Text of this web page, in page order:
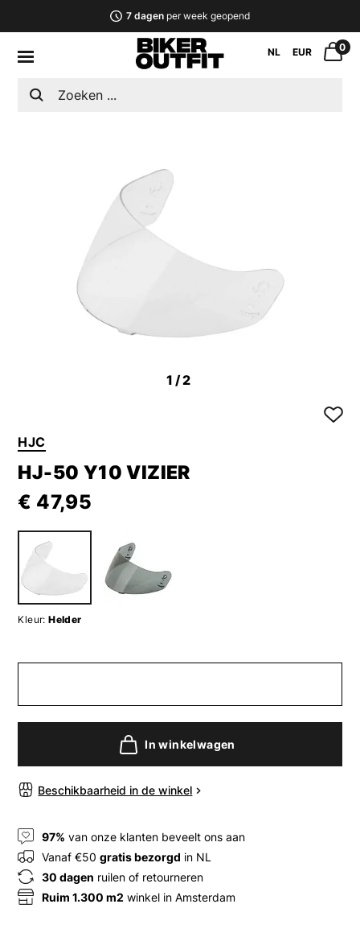
7 dagenper week geopend
NL EUR 0
1/2
HJC
HJ-50 Y10 VIZIER
€ 47,95
Kleur: Helder
In winkelwagen
Beschikbaarheid in de winkel
97% van onze klanten beveelt ons aan
Vanaf €50gratis bezorgd in NL
30 dagen ruilen of retourneren
Ruim 1.300 m2 winkel in Amsterdam